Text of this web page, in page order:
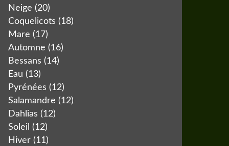
Neige (20)
Coquelicots (18)
Mare (17)
Automne (16)
Bessans (14)
Eau (13)
Pyrénées (12)
Salamandre (12)
Dahlias (12)
Soleil (12)
Hiver (11)